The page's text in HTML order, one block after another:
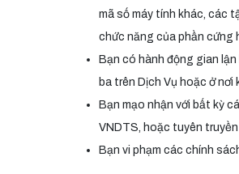
mã số máy tính khác, các
chức năng của phần cứng
Bạn có hành động gian
ba trên Dịch Vụ hoặc ở nơi
Bạn mạo nhận với bất kỳ
VNDTS, hoặc tuyên
Bạn vi phạm các chính